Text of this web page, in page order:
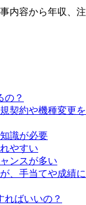
内容から年収、注
の？
契約や機種変更を
識が必要
やすい
ンスが多い
、手当てや成績に
ればいいの？